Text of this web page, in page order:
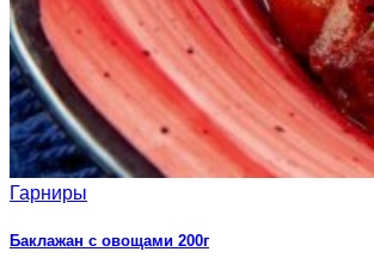
Гарниры
Баклажан с овощами 200г